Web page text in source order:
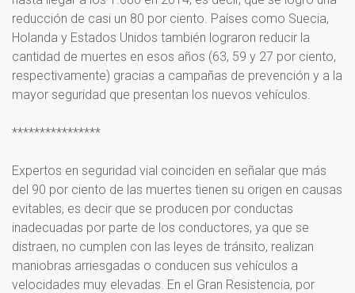
reducción de casi un 80 por ciento. Países como Suecia,
Holanda y Estados Unidos también lograron reducir la
cantidad de muertes en esos años (63, 59 y 27 por ciento,
respectivamente) gracias a campañas de prevención y a la
mayor seguridad que presentan los nuevos vehículos.
****************
Expertos en seguridad vial coinciden en señalar que más
del 90 por ciento de las muertes tienen su origen en causas
evitables, es decir que se producen por conductas
inadecuadas por parte de los conductores, ya que se
distraen, no cumplen con las leyes de tránsito, realizan
maniobras arriesgadas o conducen sus vehículos a
velocidades muy elevadas. En el Gran Resistencia, por